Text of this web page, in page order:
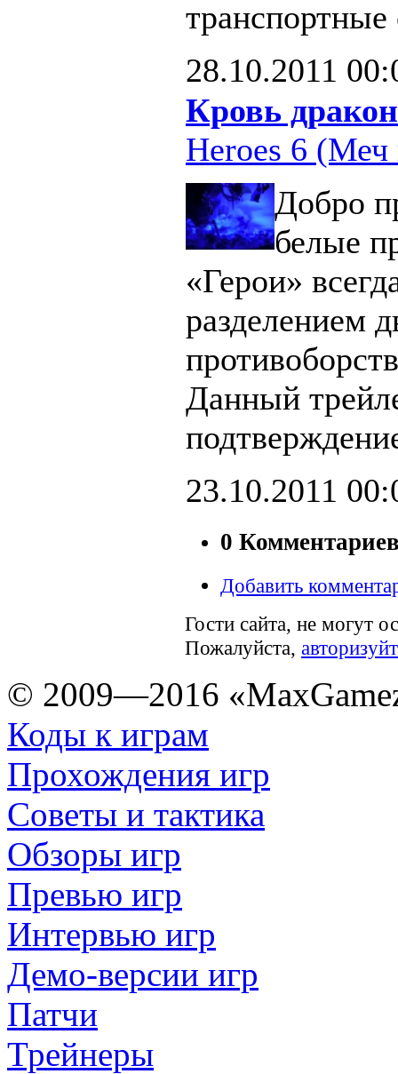
транспортные
28.10.2011
Кровь
Heroes 6 (Меч
Добро
белые
«Герои»
разделением
Данный
23.10.2011
0
Добавить
Гости сайта, не могут
Пожалуйста,
© 2009—2016
Коды к играм
Прохождения игр
Советы и тактика
Обзоры игр
Превью игр
Интервью игр
Демо-версии игр
Патчи
Трейнеры